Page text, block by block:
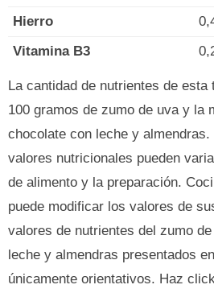
Hierro
Vitamina B3
La cantidad de nutrientes de esta
100 gramos de zumo de uva y la
chocolate con leche y almendras.
valores nutricionales pueden
de alimento y la preparación.
puede modificar los valores de
valores de nutrientes del zumo
leche y almendras presentados
únicamente orientativos. Haz